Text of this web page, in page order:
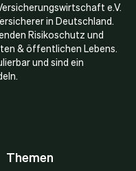
e.V.
in Deutschland.
Risikoschutz und
& öffentlichen Lebens.
und sind ein
Themen